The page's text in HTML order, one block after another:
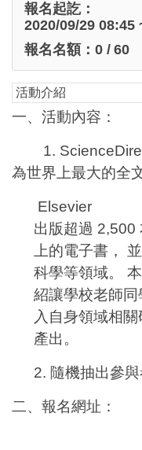
報名起訖：
2020/09/29 08:45
報名名額： 0 / 60
活動介紹
一、活動內容：
1.
為世界上最大的全
Elsevier
出版超過 2,500
上的電子書，
科學等領域。
紹讓學校老師
入自身領域相
產出。
2. 隨機抽出參與
二、報名網址：